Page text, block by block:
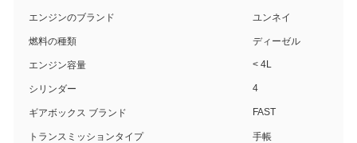
エンジンのブランド ユンネイ
燃料の種類 ディーゼル
エンジン容量 < 4L
シリンダー 4
ギアボックス ブランド FAST
トランスミッションタイプ 手帳